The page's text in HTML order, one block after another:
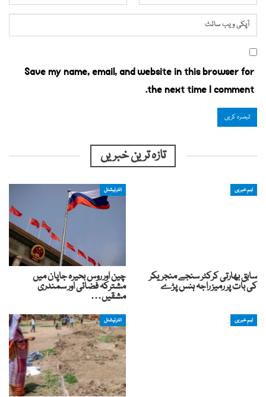
Save my name, email, and website in this browser for
the next time I comment.
تازہ ترین خبریں
اہم خبریں
سابق بھارتی کرکٹر سنجے منجریکر
کی بات پر رمیز راجہ ہنس پڑے
انٹرنیشنل
چین اور روس بحیرہ جاپان میں
مشترکہ فضائی اور سمندری
مشقیں…
اہم خبریں انٹرنیشنل